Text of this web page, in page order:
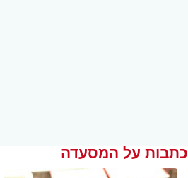
כתבות על המסעדה